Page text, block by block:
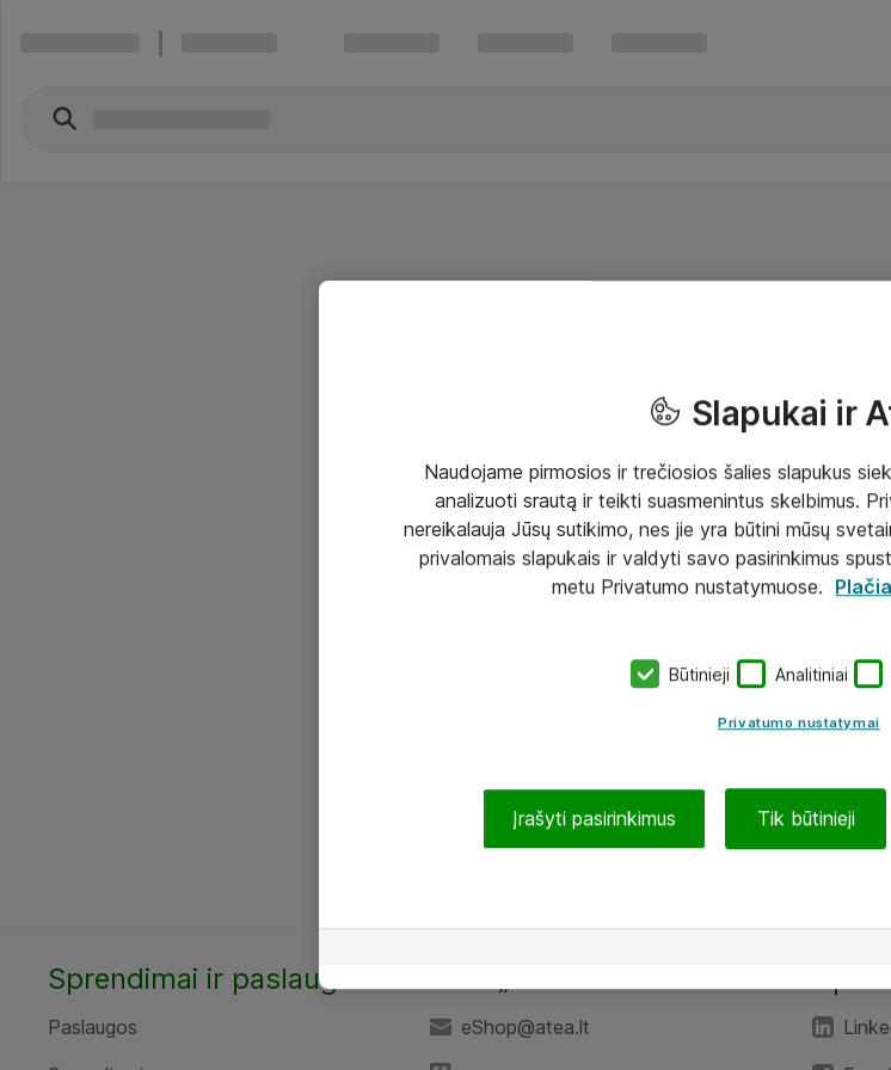
Sprendimai ir paslaugos
Paslaugos
eShop@atea.lt
Slapukai ir
Naudojame pirmosios ir trečiosios šalies slapukus
analizuoti srautą ir teikti suasmenintus skelbimus.
nereikalauja Jūsų sutikimo, nes jie yra būtini mūsų
privalomais slapukais ir valdyti savo pasirinkimus
metu Privatumo nustatymuose.
Būtinieji Analitiniai
Privatumo nustatymai
Įrašyti pasirinkimus Tik būtinieji